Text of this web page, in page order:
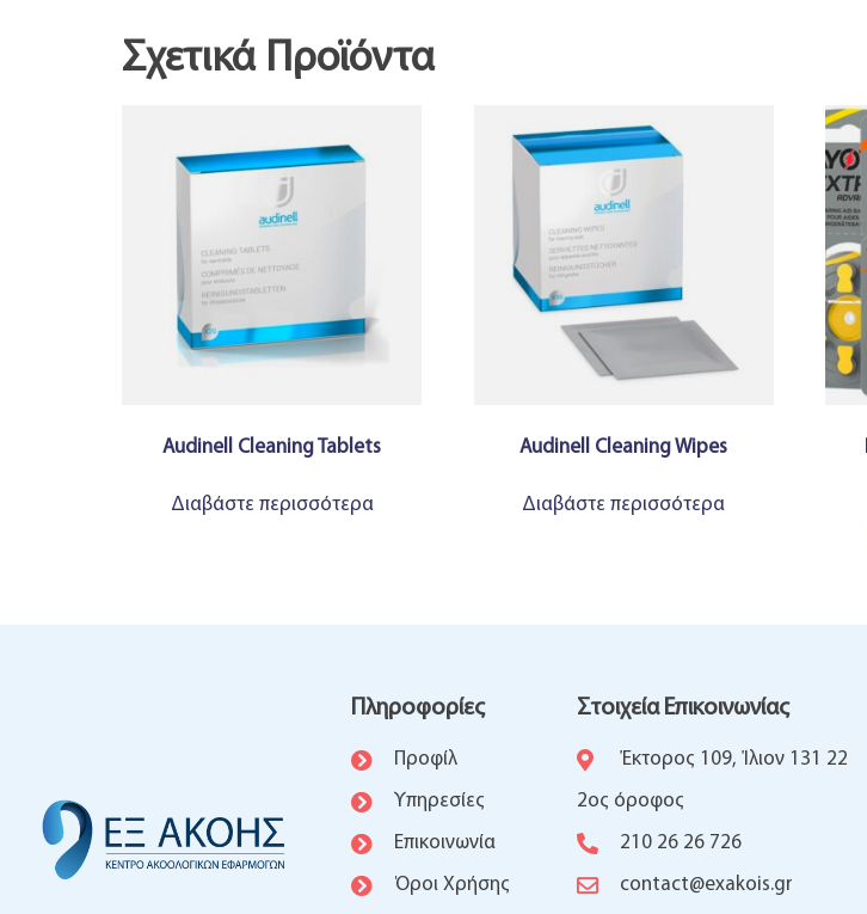
Σχετικά Προϊόντα
Audinell Cleaning Tablets
Διαβάστε περισσότερα
Audinell Cleaning Wipes
Διαβάστε περισσότερα
Πληροφορίες
Προφίλ
Υπηρεσίες
Επικοινωνία
Όροι Χρήσης​
Στοιχεία Επικοινωνίας
Έκτορος 109, Ίλιον 131 22
2ος όροφος
210 26 26 726
contact@exakois.gr